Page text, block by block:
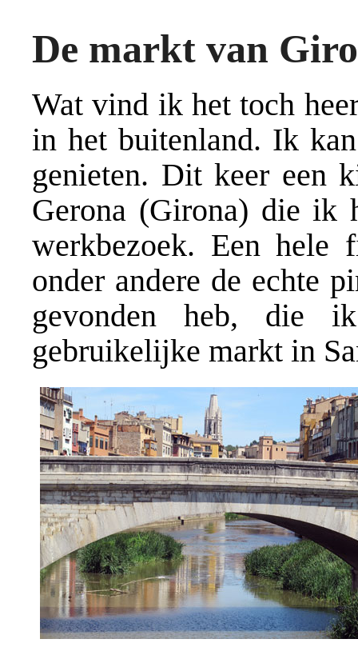
De markt van
Wat vind ik het toch
in het buitenland. Ik
genieten. Dit keer een
Gerona (Girona) die ik
werkbezoek. Een
onder andere de echte
gevonden heb, die
gebruikelijke markt in